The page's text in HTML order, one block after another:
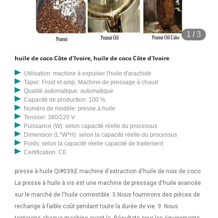
1 /3
huile de coco Côte d'Ivoire, huile de coco Côte d'Ivoire
Utilisation: machine à expulser l'huile d'arachide
Taper: Froid et amp; Machine de pressage à chaud
Qualité automatique: automatique
Capacité de production: 100 %
Numéro de modèle: presse à huile
Tension: 380/220 V
Puissance (W): selon capacité réelle du processus
Dimension (L*W*H): selon la capacité réelle du processus
Poids: selon la capacité réelle capacité de traitement
Certification: CE
presse à huile QI#039;E machine d'extraction d'huile de noix de coco
La presse à huile à vis est une machine de pressage d'huile avancée
sur le marché de l'huile comestible. 5.Nous fournirons des pièces de
rechange à faible coût pendant toute la durée de vie. 9. Nous